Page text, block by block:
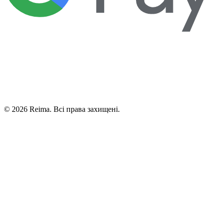
© 2026 Reima. Всі права захищені.